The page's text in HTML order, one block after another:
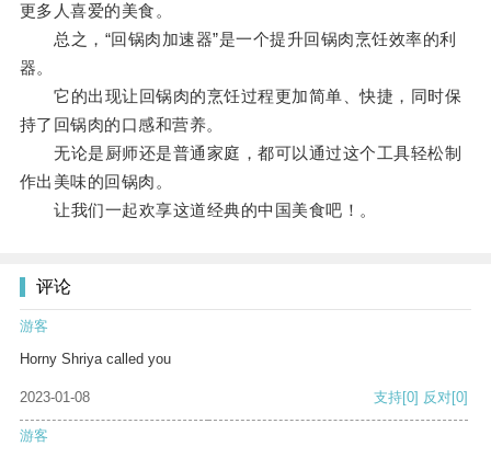
更多人喜爱的美食。
总之，“回锅肉加速器”是一个提升回锅肉烹饪效率的利
器。
它的出现让回锅肉的烹饪过程更加简单、快捷，同时保
持了回锅肉的口感和营养。
无论是厨师还是普通家庭，都可以通过这个工具轻松制
作出美味的回锅肉。
让我们一起欢享这道经典的中国美食吧！。
评论
游客
Horny Shriya called you
2023-01-08 支持[0] 反对[0]
游客